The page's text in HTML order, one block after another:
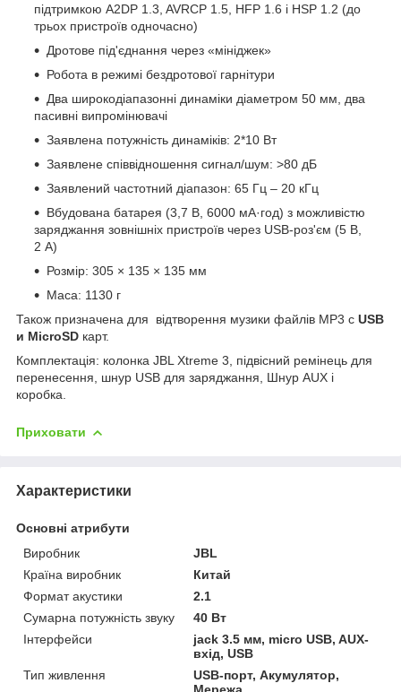
підтримкою A2DP 1.3, AVRCP 1.5, HFP 1.6 і HSP 1.2 (до
трьох пристроїв одночасно)
Дротове під'єднання через «мініджек»
Робота в режимі бездротової гарнітури
Два широкодіапазонні динаміки діаметром 50 мм, два
пасивні випромінювачі
Заявлена потужність динаміків: 2*10 Вт
Заявлене співвідношення сигнал/шум: >80 дБ
Заявлений частотний діапазон: 65 Гц – 20 кГц
Вбудована батарея (3,7 В, 6000 мА·год) з можливістю
заряджання зовнішніх пристроїв через USB-роз'єм (5 В,
2 А)
Розмір: 305 × 135 × 135 мм
Маса: 1130 г
Також призначена для відтворення музики файлів MP3 c USB
и MicroSD карт.
Комплектація: колонка JBL Xtreme 3, підвісний ремінець для
перенесення, шнур USB для заряджання, Шнур AUX і
коробка.
Приховати
Характеристики
Основні атрибути
Виробник
JBL
Країна виробник
Китай
Формат акустики
2.1
Сумарна потужність звуку
40 Вт
Інтерфейси
jack 3.5 мм, micro USB, AUX-
вхід, USB
Тип живлення
USB-порт, Акумулятор,
Мережа